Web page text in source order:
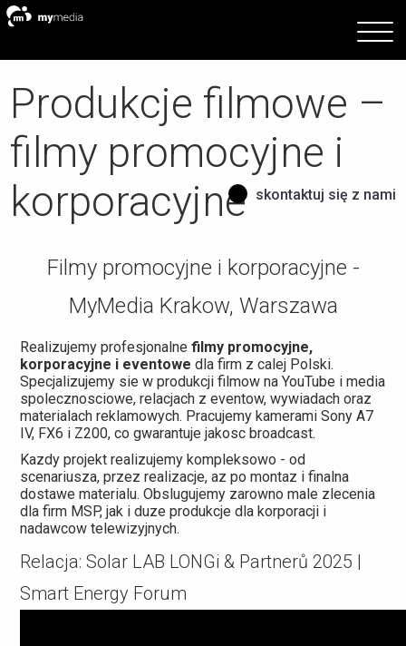
Produkcje filmowe –
filmy promocyjne i
korporacyjne skontaktuj się z nami
Filmy promocyjne i korporacyjne -
MyMedia Krakow, Warszawa
Realizujemy profesjonalne filmy promocyjne,
korporacyjne i eventowe dla firm z calej Polski.
Specjalizujemy sie w produkcji filmow na YouTube i media
spolecznosciowe, relacjach z eventow, wywiadach oraz
materialach reklamowych. Pracujemy kamerami Sony A7
IV, FX6 i Z200, co gwarantuje jakosc broadcast.
Kazdy projekt realizujemy kompleksowo - od
scenariusza, przez realizacje, az po montaz i finalna
dostawe materialu. Obslugujemy zarowno male zlecenia
dla firm MSP, jak i duze produkcje dla korporacji i
nadawcow telewizyjnych.
Relacja: Solar LAB LONGi & Partnerů 2025 |
Smart Energy Forum